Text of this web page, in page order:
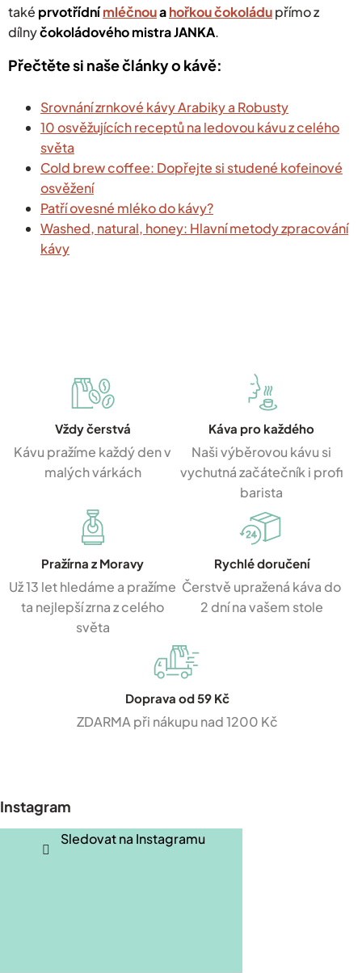
také prvotřídnímléčnouahořkou čokoládupřímo z
dílnyčokoládového mistra JANKA.
Přečtěte si naše články o kávě:
Srovnání zrnkové kávy Arabiky a Robusty
10 osvěžujících receptů na ledovou kávu z celého
světa
Cold brew coffee: Dopřejte si studené kofeinové
osvěžení
Patří ovesné mléko do kávy?
Washed, natural, honey: Hlavní metody zpracování
kávy
Vždy čerstvá
Kávu pražíme každý den v
malých várkách
Káva pro každého
Naši výběrovou kávu si
vychutná začátečník i profi
barista
Pražírna z Moravy
Už 13 let hledáme a pražíme
ta nejlepší zrna z celého
světa
Rychlé doručení
Čerstvě upražená káva do
2 dní na vašem stole
Doprava od 59 Kč
ZDARMA při nákupu nad 1200 Kč
a
t
Instagram
Sledovat na Instagramu